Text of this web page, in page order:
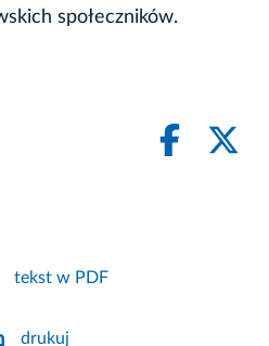
społeczników.
tekst w PDF
drukuj